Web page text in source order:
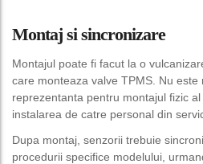
Montaj si sincronizare
Montajul poate fi facut la o
care monteaza valve TPMS. Nu este
reprezentanta pentru montajul fizic
instalarea de catre personal din
Dupa montaj, senzorii trebuie
procedurii specifice modelului,